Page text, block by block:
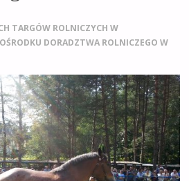
TARGÓW ROLNICZYCH W
DORADZTWA ROLNICZEGO W